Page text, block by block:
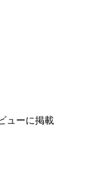
ューに掲載